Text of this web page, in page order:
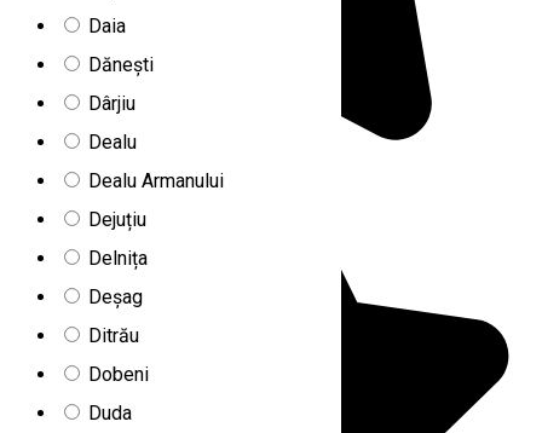
Daia
Dănești
Dârjiu
Dealu
Dealu Armanului
Dejuțiu
Delnița
Deșag
Ditrău
Dobeni
Duda